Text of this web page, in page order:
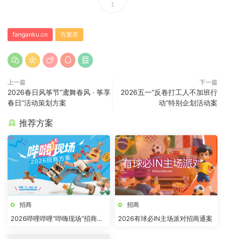
1
fanganku.cn 方案库
上一篇
2026春日风筝节“鸢舞春风 · 筝享
春日”活动策划方案
下一篇
2026五一“反卷打工人不加班行
动”特别企划活动案
推荐方案
招商
2026哔哩哔哩“哔嗨现场”招商方
招商
2026有球必IN主场派对招商通案